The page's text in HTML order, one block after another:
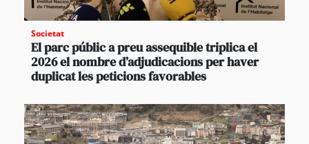
Societat
El parc públic a preu assequible triplica el
2026 el nombre d’adjudicacions per haver
duplicat les peticions favorables